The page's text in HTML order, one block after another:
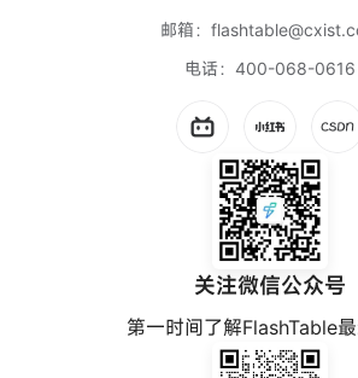
邮箱：
电话： 400-068-0616
关注微信公众号
第一时间了解FlashTable